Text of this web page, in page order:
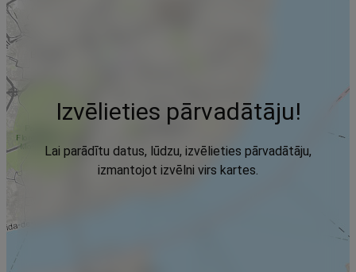
Izvēlieties pārvadātāju!
Lai parādītu datus, lūdzu, izvēlieties pārvadātāju,
izmantojot izvēlni virs kartes.